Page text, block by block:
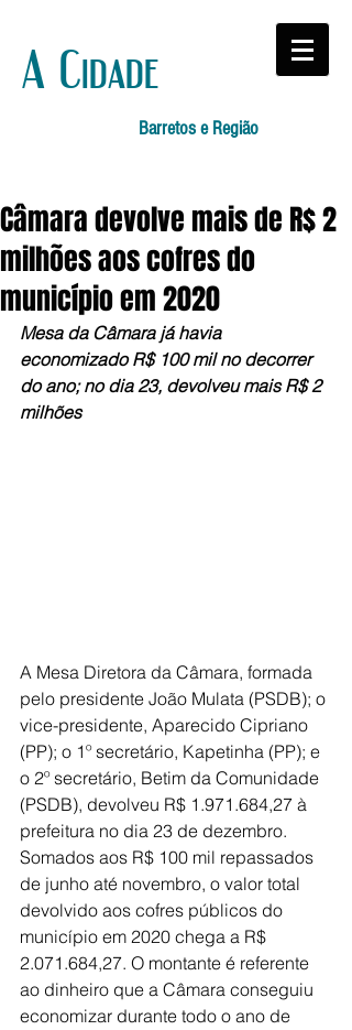
A Cidade
Barretos e Região
Câmara devolve mais de R$ 2
milhões aos cofres do
município em 2020
Mesa da Câmara já havia
economizado R$ 100 mil no decorrer
do ano; no dia 23, devolveu mais R$ 2
milhões
A Mesa Diretora da Câmara, formada
pelo presidente João Mulata (PSDB); o
vice-presidente, Aparecido Cipriano
(PP); o 1º secretário, Kapetinha (PP); e
o 2º secretário, Betim da Comunidade
(PSDB), devolveu R$ 1.971.684,27 à
prefeitura no dia 23 de dezembro.
Somados aos R$ 100 mil repassados
de junho até novembro, o valor total
devolvido aos cofres públicos do
município em 2020 chega a R$
2.071.684,27. O montante é referente
ao dinheiro que a Câmara conseguiu
economizar durante todo o ano de